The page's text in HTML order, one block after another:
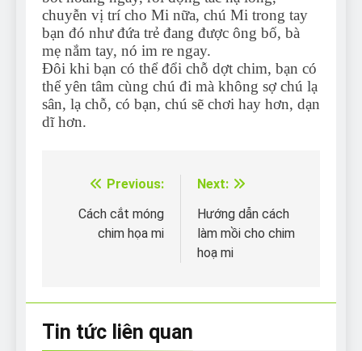
chuyễn vị trí cho Mi nữa, chú Mi trong tay
bạn đó như đứa trẻ đang được ông bố, bà
mẹ nắm tay, nó im re ngay.
Đôi khi bạn có thể đổi chỗ dợt chim, bạn có
thể yên tâm cùng chú đi mà không sợ chú lạ
sân, lạ chỗ, có bạn, chú sẽ chơi hay hơn, dạn
dĩ hơn.
Điều
hướng
Previous:
Cách cắt móng
chim họa mi
Next:
Hướng dẫn cách
làm mồi cho chim
hoạ mi
Tin tức liên quan